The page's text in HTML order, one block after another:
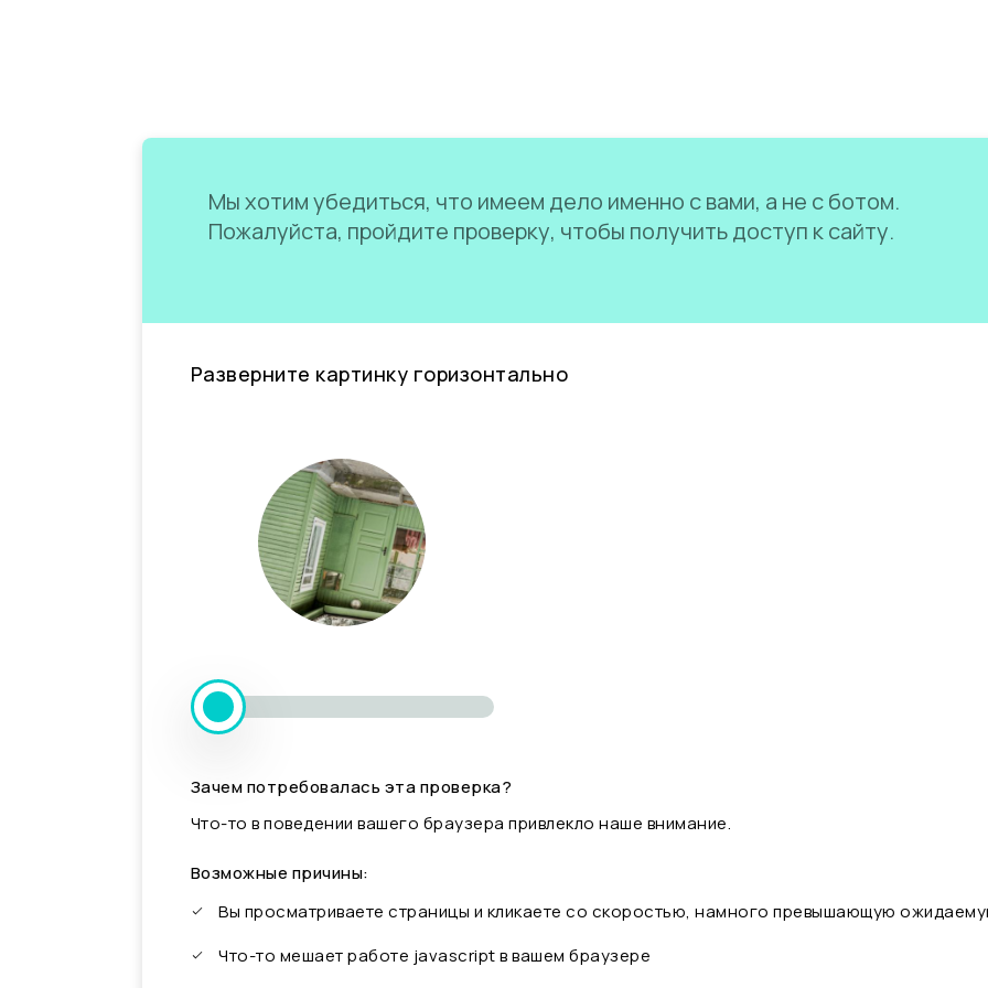
Мы хотим убедиться, что имеем дело именно с вами, а не с ботом.
Пожалуйста, пройдите проверку, чтобы получить доступ к сайту.
Разверните картинку горизонтально
Зачем потребовалась эта проверка?
Что-то в поведении вашего браузера привлекло наше внимание.
Возможные причины:
Вы просматриваете страницы и кликаете со скоростью, намного превышающую
Что-то мешает работе javascript в вашем браузере